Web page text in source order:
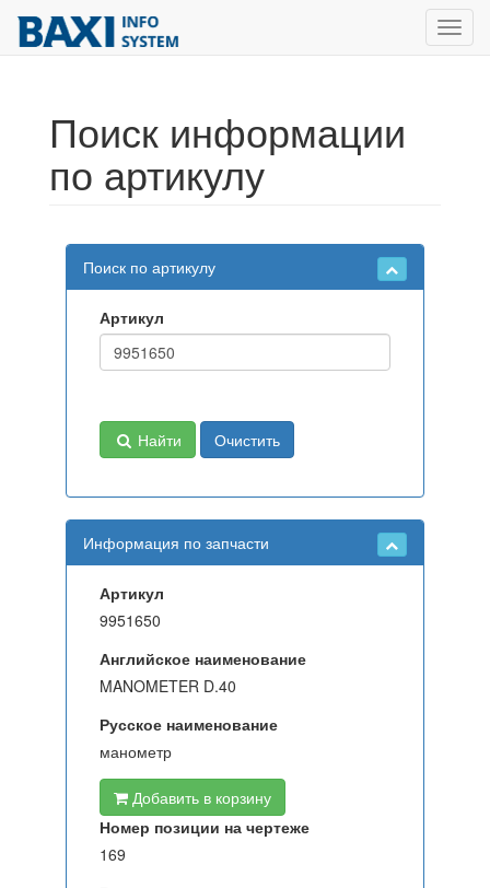
Поиск информации
по артикулу
Поиск по артикулу
Артикул
Найти Очистить
Информация по запчасти
Артикул
9951650
Английское наименование
MANOMETER D.40
Русское наименование
манометр
Добавить в корзину
Номер позиции на чертеже
169